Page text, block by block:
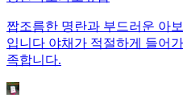
짭조름한 명란과 부드러운 아
입니다 야채가 적절하게 들어
족합니다.